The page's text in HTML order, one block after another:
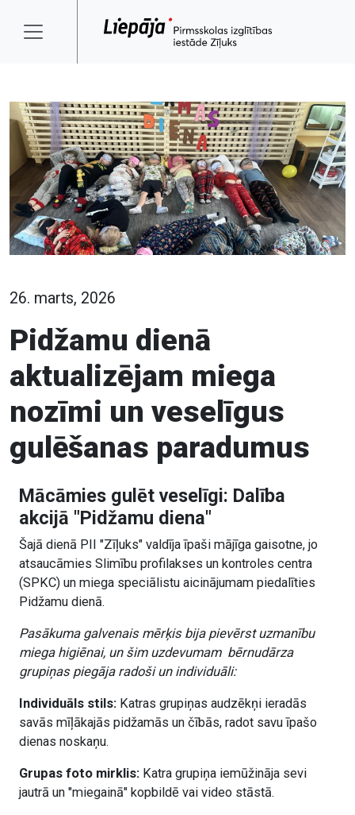
26. marts, 2026
Pidžamu dienā
aktualizējam miega
nozīmi un veselīgus
gulēšanas paradumus
Mācāmies gulēt veselīgi: Dalība
akcijā "Pidžamu diena"
Šajā dienā PII "Zīļuks" valdīja īpaši mājīga gaisotne, jo
atsaucāmies Slimību profilakses un kontroles centra
(SPKC) un miega speciālistu aicinājumam piedalīties
Pidžamu dienā.
Pasākuma galvenais mērķis bija pievērst uzmanību
miega higiēnai, un šim uzdevumam bērnudārza
grupiņas piegāja radoši un individuāli:
Individuāls stils: Katras grupiņas audzēkņi ieradās
savās mīļākajās pidžamās un čībās, radot savu īpašo
dienas noskaņu.
Grupas foto mirklis: Katra grupiņa iemūžināja sevi
jautrā un "miegainā" kopbildē vai video stāstā.